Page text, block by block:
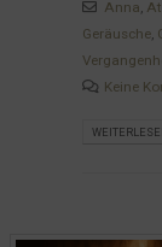
Anna,
Geräusche,
Keine